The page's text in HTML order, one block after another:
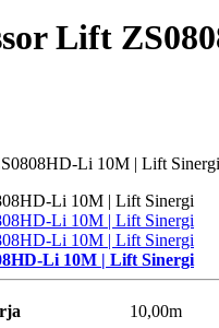
Lift
Li 10M | Lift Sinergi
Li 10M | Lift Sinergi
10,00m